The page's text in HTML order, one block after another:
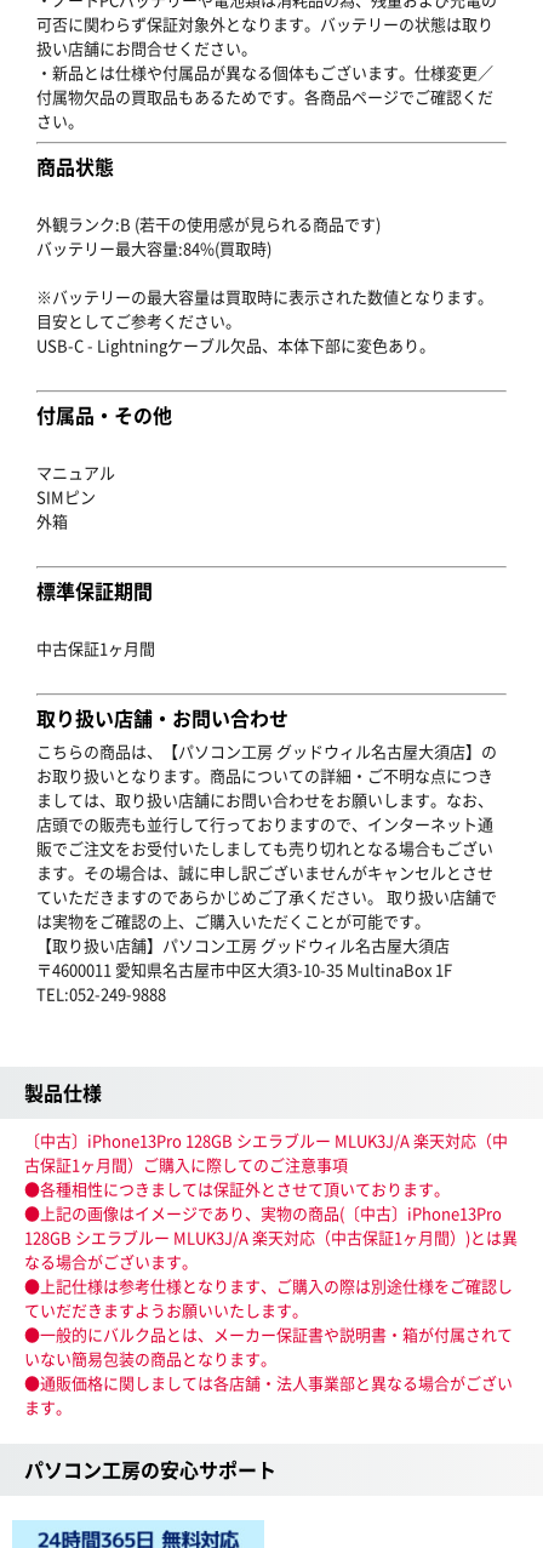
可否に関わらず保証対象外となります。バッテリーの状態は取り
扱い店舗にお問合せください。
・新品とは仕様や付属品が異なる個体もございます。仕様変更／
付属物欠品の買取品もあるためです。各商品ページでご確認くだ
さい。
商品状態
外観ランク:B (若干の使用感が見られる商品です)
バッテリー最大容量:84%(買取時)
※バッテリーの最大容量は買取時に表示された数値となります。
目安としてご参考ください。
USB-C - Lightningケーブル欠品、本体下部に変色あり。
付属品・その他
マニュアル
SIMピン
外箱
標準保証期間
中古保証1ヶ月間
取り扱い店舗・お問い合わせ
こちらの商品は、【パソコン工房 グッドウィル名古屋大須店】の
お取り扱いとなります。商品についての詳細・ご不明な点につき
ましては、取り扱い店舗にお問い合わせをお願いします。なお、
店頭での販売も並行して行っておりますので、インターネット通
販でご注文をお受付いたしましても売り切れとなる場合もござい
ます。その場合は、誠に申し訳ございませんがキャンセルとさせ
ていただきますのであらかじめご了承ください。 取り扱い店舗で
は実物をご確認の上、ご購入いただくことが可能です。
【取り扱い店舗】パソコン工房 グッドウィル名古屋大須店
〒4600011 愛知県名古屋市中区大須3-10-35 MultinaBox 1F
TEL:052-249-9888
製品仕様
〔中古〕iPhone13Pro 128GB シエラブルー MLUK3J/A 楽天対応（中
古保証1ヶ月間）ご購入に際してのご注意事項
●各種相性につきましては保証外とさせて頂いております。
●上記の画像はイメージであり、実物の商品(〔中古〕iPhone13Pro
128GB シエラブルー MLUK3J/A 楽天対応（中古保証1ヶ月間）)とは異
なる場合がございます。
●上記仕様は参考仕様となります、ご購入の際は別途仕様をご確認し
ていだだきますようお願いいたします。
●一般的にバルク品とは、メーカー保証書や説明書・箱が付属されて
いない簡易包装の商品となります。
●通販価格に関しましては各店舗・法人事業部と異なる場合がござい
ます。
パソコン工房の安心サポート